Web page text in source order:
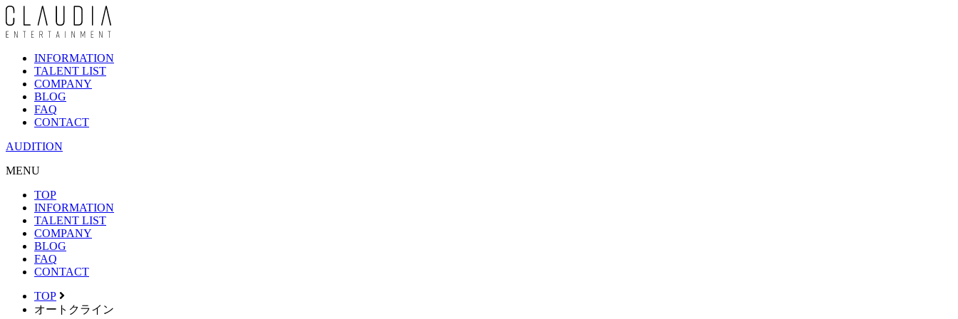
INFORMATION
TALENT LIST
COMPANY
BLOG
FAQ
CONTACT
AUDITION
MENU
TOP
INFORMATION
TALENT LIST
COMPANY
BLOG
FAQ
CONTACT
TOP
オートクライン